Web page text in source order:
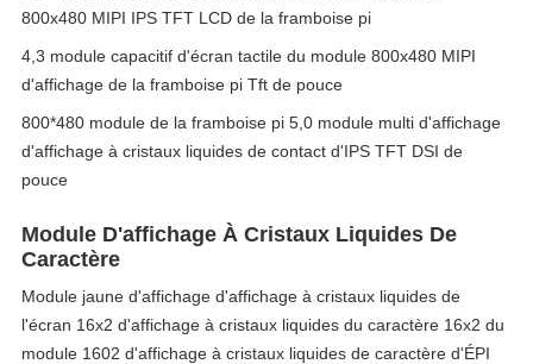
800x480 MIPI IPS TFT LCD de la framboise pi
4,3 module capacitif d'écran tactile du module 800x480 MIPI
d'affichage de la framboise pi Tft de pouce
800*480 module de la framboise pi 5,0 module multi d'affichage
d'affichage à cristaux liquides de contact d'IPS TFT DSI de
pouce
Module D'affichage À Cristaux Liquides De
Caractère
Module jaune d'affichage d'affichage à cristaux liquides de
l'écran 16x2 d'affichage à cristaux liquides du caractère 16x2 du
module 1602 d'affichage à cristaux liquides de caractère d'ÉPI